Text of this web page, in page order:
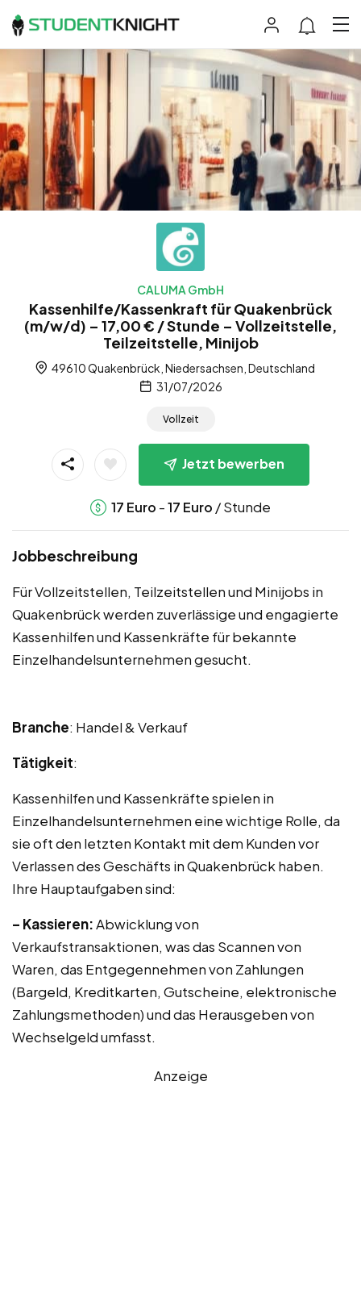
CALUMA GmbH
Kassenhilfe/Kassenkraft für Quakenbrück
(m/w/d) – 17,00 € / Stunde – Vollzeitstelle,
Teilzeitstelle, Minijob
49610 Quakenbrück, Niedersachsen, Deutschland
31/07/2026
Vollzeit
Jetzt bewerben
17 Euro -17 Euro / Stunde
Jobbeschreibung
Für Vollzeitstellen, Teilzeitstellen und Minijobs in
Quakenbrück werden zuverlässige und engagierte
Kassenhilfen und Kassenkräfte für bekannte
Einzelhandelsunternehmen gesucht.
Branche: Handel & Verkauf
Tätigkeit:
Kassenhilfen und Kassenkräfte spielen in
Einzelhandelsunternehmen eine wichtige Rolle, da
sie oft den letzten Kontakt mit dem Kunden vor
Verlassen des Geschäfts in Quakenbrück haben.
Ihre Hauptaufgaben sind:
– Kassieren:Abwicklung von
Verkaufstransaktionen, was das Scannen von
Waren, das Entgegennehmen von Zahlungen
(Bargeld, Kreditkarten, Gutscheine, elektronische
Zahlungsmethoden) und das Herausgeben von
Wechselgeld umfasst.
Anzeige